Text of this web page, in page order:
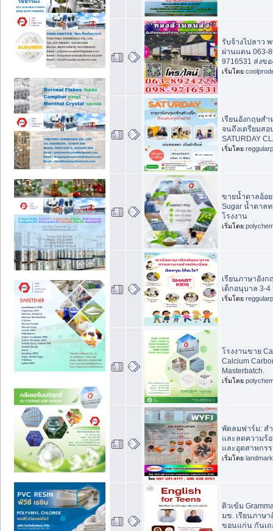
รับจ้างไปลาว
ผ่านแดน 063-
9716531 ส่งข
เริ่มโดย
เรียนอังกฤษส
จนถึงเตรียมส
SATURDAY
เริ่มโดย
ขายน้ำตาลอ้อย
Sugar น้ำตาล
โรงงาน
เริ่มโดย
เรียนภาษาอัง
เด็กอนุบาล 3-
เริ่มโดย
โรงงานขาย
Calcium
Masterbatch.
เริ่มโดย
พัดลมฟาร์ม: ส
และลดความร้
และอุตสาหกร
เริ่มโดย
ติวเข้ม
มข. เรียนภาษา
ขอนแก่น กันเถ